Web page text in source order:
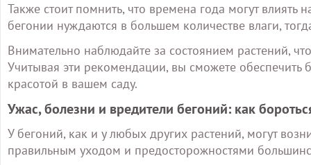
Также стоит помнить, что времена года могут
бегонии нуждаются в большем количестве влаги,
Внимательно наблюдайте за состоянием растений,
Учитывая эти рекомендации, вы сможете обеспечить
красотой в вашем саду.
Ужас, болезни и вредители бегоний: как
У бегоний, как и у любых других растений, могут
правильным уходом и предосторожностями